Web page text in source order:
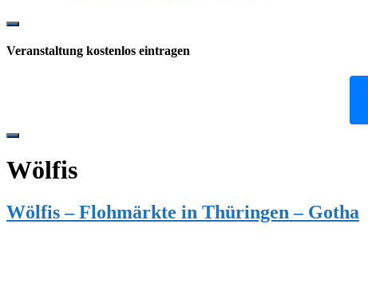
Show
Content
Veranstaltung kostenlos eintragen
Hide
Content
Wölfis
Wölfis – Flohmärkte in Thüringen – Gotha